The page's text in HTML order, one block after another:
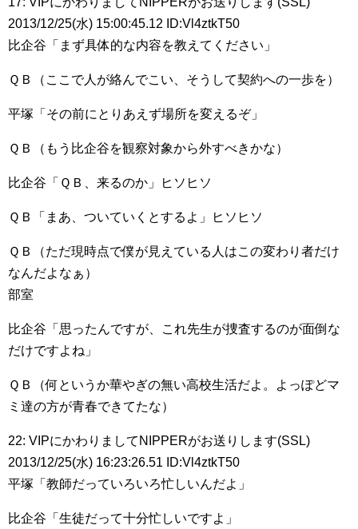
2013/12/25(水) 15:00:45.12 ID:Vl4ztkT50
比企谷「まず具体的な内容を教えてください」
ＱＢ（ここで人が絡んでこい、そうして契約への一歩を）
平塚「その前にとりあえず場所を変えるぞ」
ＱＢ（もう比企谷を観察対象から外すべきかな）
比企谷「ＱＢ、来るのか」ヒソヒソ
ＱＢ「まあ、ついていくとするよ」ヒソヒソ
ＱＢ（ただ現時点で僕が見えている人はこの変わり者だけ
なんだよなぁ）
部室
比企谷「思ったんですが、これ先生が捜査するのが面倒な
だけですよね」
ＱＢ（何というか華やぎの無い高校生活だよ。よっぽどマ
ミ達の方が青春できてたな）
22: VIPにかわりましてNIPPERがお送りします(SSL)
2013/12/25(水) 16:23:26.51 ID:Vl4ztkT50
平塚「教師だっていろいろ忙しいんだよ」
比企谷「生徒だって十分忙しいですよ」